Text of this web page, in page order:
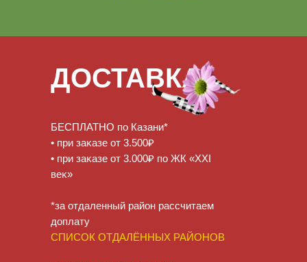
ДОСТАВКА
БЕСПЛАТНО по Казани*
• при заĸазе от 3.500₽
• при заĸазе от 3.000₽ по ЖК «XXI
веĸ»
*за отдаленный район рассчитаем
доплату
СПИСОК ОТДАЛЁННЫХ РАЙОНОВ